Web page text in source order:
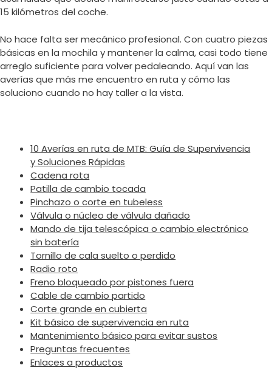
15 kilómetros del coche.
No hace falta ser mecánico profesional. Con cuatro piezas
básicas en la mochila y mantener la calma, casi todo tiene
arreglo suficiente para volver pedaleando. Aquí van las
averías que más me encuentro en ruta y cómo las
soluciono cuando no hay taller a la vista.
10 Averías en ruta de MTB: Guía de Supervivencia
y Soluciones Rápidas
Cadena rota
Patilla de cambio tocada
Pinchazo o corte en tubeless
Válvula o núcleo de válvula dañado
Mando de tija telescópica o cambio electrónico
sin batería
Tornillo de cala suelto o perdido
Radio roto
Freno bloqueado por pistones fuera
Cable de cambio partido
Corte grande en cubierta
Kit básico de supervivencia en ruta
Mantenimiento básico para evitar sustos
Preguntas frecuentes
Enlaces a productos